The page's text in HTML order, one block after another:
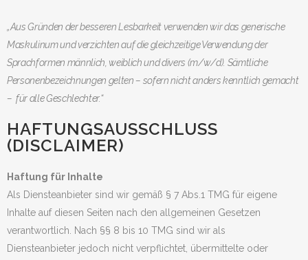
„Aus Gründen der besseren Lesbarkeit verwenden wir das generische
Maskulinum und verzichten auf die gleichzeitige Verwendung der
Sprachformen männlich, weiblich und divers (m/w/d). Sämtliche
Personenbezeichnungen gelten – sofern nicht anders kenntlich gemacht
– für alle Geschlechter.“
HAFTUNGSAUSSCHLUSS
(DISCLAIMER)
Haftung für Inhalte
Als Diensteanbieter sind wir gemäß § 7 Abs.1 TMG für eigene
Inhalte auf diesen Seiten nach den allgemeinen Gesetzen
verantwortlich. Nach §§ 8 bis 10 TMG sind wir als
Diensteanbieter jedoch nicht verpflichtet, übermittelte oder